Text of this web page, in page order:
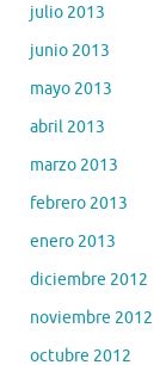
julio 2013
junio 2013
mayo 2013
abril 2013
marzo 2013
febrero 2013
enero 2013
diciembre 2012
noviembre 2012
octubre 2012